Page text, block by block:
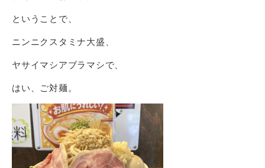
ということで、
ニンニクスタミナ大盛、
ヤサイマシアブラマシで、
はい、ご対麺。